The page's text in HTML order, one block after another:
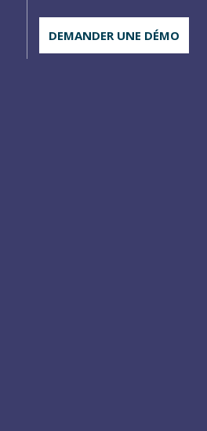
DEMANDER UNE DÉMO